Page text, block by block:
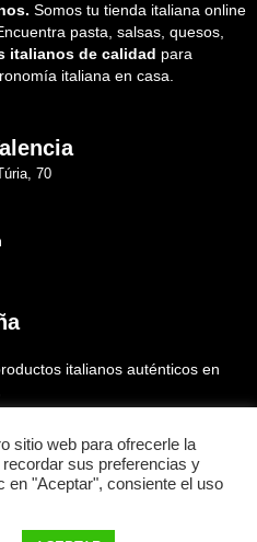
Somos tu tienda italiana online
Encuentra pasta, salsas, quesos,
italianos de calidad para
italiana en casa.
70
italianos auténticos en
Instagram
Tiktok
sitio web para ofrecerle la
sus preferencias y
en "Aceptar", consiente el uso